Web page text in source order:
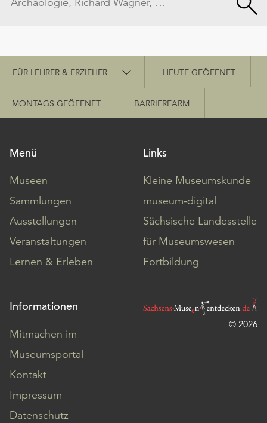
Schnellzugriff
FÜR LEHRER & ERZIEHER HEUTE GEÖFFNET
MONTAGS GEÖFFNET BARRIEREARM
Menü
Museen
Sammlungen
Ausstellungen
Veranstaltungen
Lernen & Erleben
Links
Kleine Museumskunde
museum-digital
Sächsische Landesstelle
für Museumswesen
Fortbildung
Informationen
Mitmachen im
Museumsportal
Kontakt
Impressum
Datenschutz
© 2026